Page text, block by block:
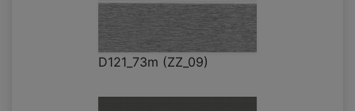
D121_73m (ZZ_09)